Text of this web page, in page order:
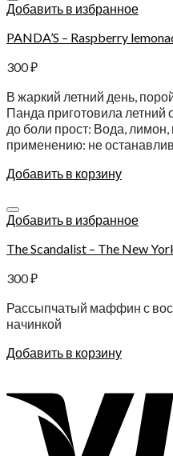
Добавить в избранное
PANDA’S – Raspberry
300₽
В жаркий летний день,
Панда приготовила
до боли прост: Вода,
применению: не
Добавить в корзину
Добавить в избранное
The Scandalist – The New
300₽
Рассыпчатый маффин с
начинкой
Добавить в корзину